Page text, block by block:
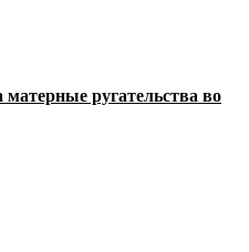
ругательства во